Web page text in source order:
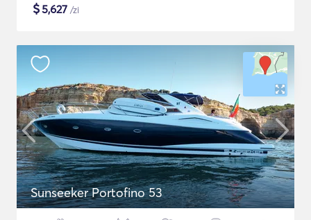
$5,627 /zi
Sunseeker Portofino 53